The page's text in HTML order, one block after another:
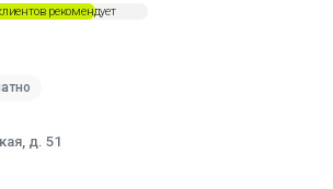
рекомендует
д. 51